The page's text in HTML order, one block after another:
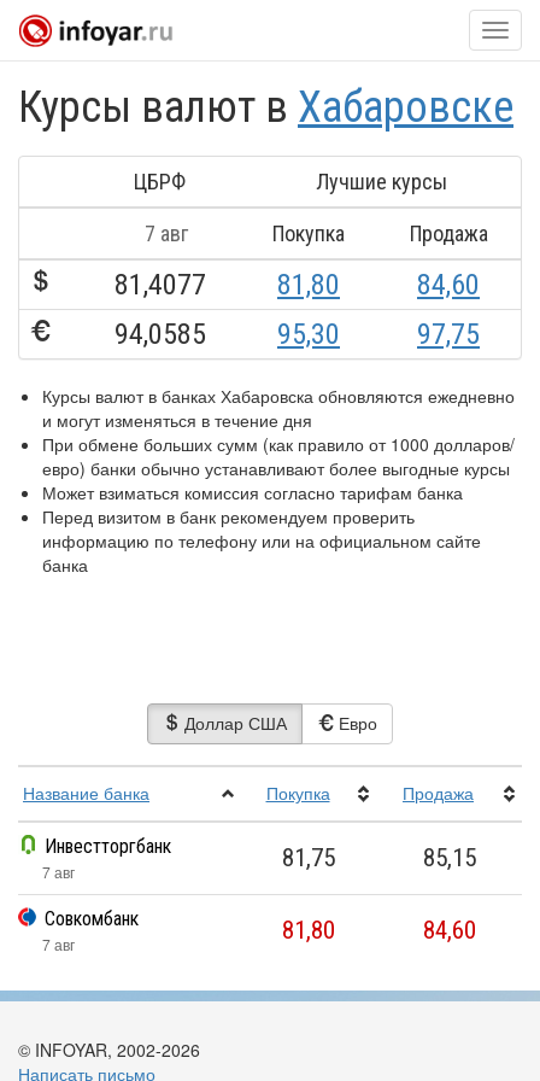
Курсы валют в Хабаровске
ЦБРФ Лучшие курсы
7 авг Покупка Продажа
81,4077 81,80
84,60
94,0585
95,30 97,75
Курсы валют в банках Хабаровска обновляются ежедневно
и могут изменяться в течение дня
При обмене больших сумм (как правило от 1000 долларов/
евро) банки обычно устанавливают более выгодные курсы
Может взиматься комиссия согласно тарифам банка
Перед визитом в банк рекомендуем проверить
информацию по телефону или на официальном сайте
банка
Доллар США Евро
Название банка Покупка Прoдажа
Инвестторгбанк
7 авг 81,75 85,15
Совкомбанк
7 авг 81,80 84,60
© INFOYAR, 2002-2026
Написать письмо